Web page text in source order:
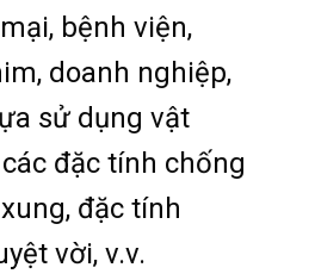
bệnh viện,
doanh nghiệp,
sử dụng vật
các đặc tính chống
đặc tính
vời, v.v.